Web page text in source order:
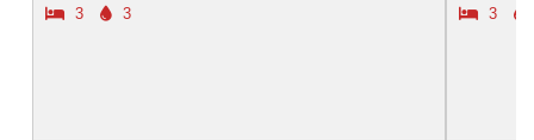
3
3
3